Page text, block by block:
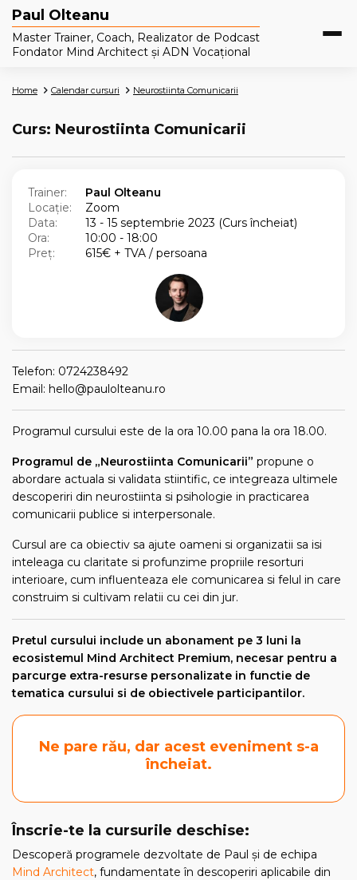
Paul Olteanu
Master Trainer, Coach, Realizator de Podcast
Fondator Mind Architect și ADN Vocațional
Home Calendar cursuri Neurostiinta Comunicarii
Curs: Neurostiinta Comunicarii
Trainer:
Paul Olteanu
Locație:
Zoom
Data:
13 - 15 septembrie 2023 (Curs încheiat)
Ora:
10:00 - 18:00
Preț:
615€ + TVA / persoana
Telefon: 0724238492
Email: hello@paulolteanu.ro
Programul cursului este de la ora 10.00 pana la ora 18.00.
Programul de „Neurostiinta Comunicarii” propune o
abordare actuala si validata stiintific, ce integreaza ultimele
descoperiri din neurostiinta si psihologie in practicarea
comunicarii publice si interpersonale.
Cursul are ca obiectiv sa ajute oameni si organizatii sa isi
inteleaga cu claritate si profunzime propriile resorturi
interioare, cum influenteaza ele comunicarea si felul in care
construim si cultivam relatii cu cei din jur.
Pretul cursului include un abonament pe 3 luni la
ecosistemul Mind Architect Premium, necesar pentru a
parcurge extra-resurse personalizate in functie de
tematica cursului si de obiectivele participantilor.
Ne pare rău, dar acest eveniment s-a
încheiat.
Înscrie-te la cursurile deschise:
Descoperă programele dezvoltate de Paul și de echipa
Mind Architect, fundamentate în descoperiri aplicabile din